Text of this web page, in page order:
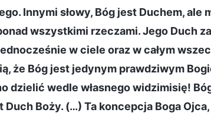
Innymi słowy, Bóg jest Duchem, ale
wszystkimi rzeczami. Jego Duch
w ciele oraz w całym
że Bóg jest jedynym prawdziwym
dzielić wedle własnego widzimisię!
Boży. (…) Ta koncepcja Boga